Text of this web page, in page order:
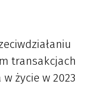
transakcjach
życie w 2023